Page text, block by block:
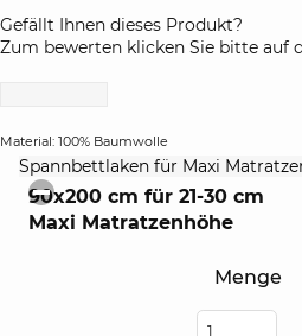
Gefällt Ihnen dieses Produkt?
Zum bewerten klicken Sie bitte auf
Material: 100% Baumwolle
Spannbettlaken für Maxi
90x200 cm für 21-30 cm
Maxi Matratzenhöhe
Menge